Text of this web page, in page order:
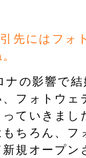
先にはフォ
ナの影響で結
、フォトウェ
ていきまし
ちろん、フ
規オープン